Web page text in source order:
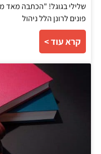
שלילי בגוגל! "הכתבה מאד
פונים לרונן הלל ניהול
קרא עוד >